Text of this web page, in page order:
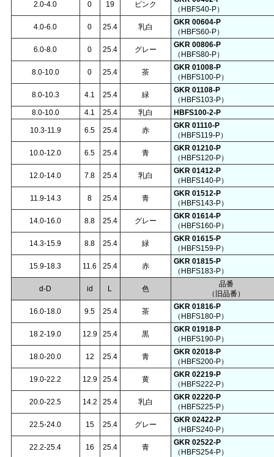
2.0-4.0 0 19 ピンク
（HBFS40-P）
4.0-6.0 0 25.4 乳白
GKR 00604-P
（HBFS60-P）
6.0-8.0 0 25.4 グレー
GKR 00806-P
（HBFS80-P）
8.0-10.0 0 25.4 茶
GKR 01008-P
（HBFS100-P）
8.0-10.3 4.1 25.4 緑
GKR 01108-P
（HBFS103-P）
8.0-10.0
4.1 25.4 乳白 HBFS100-2-P
10.3-11.9 6.5 25.4 赤
GKR 01110-P
（HBFS119-P）
10.0-12.0 6.5 25.4 青
GKR 01210-P
（HBFS120-P）
12.0-14.0 7.8 25.4 乳白
GKR 01412-P
（HBFS140-P）
11.9-14.3 8 25.4 青
GKR 01512-P
（HBFS143-P）
14.0-16.0 8.8 25.4 グレー
GKR 01614-P
（HBFS160-P）
14.3-15.9 8.8 25.4 緑
GKR 01615-P
（HBFS159-P）
15.9-18.3 11.6 25.4 赤
GKR 01815-P
（HBFS183-P）
d-D id L 色
品番
（旧品番）
16.0-18.0 9.5 25.4 茶
GKR 01816-P
（HBFS180-P）
18.2-19.0 12.9 25.4 黒
GKR 01918-P
（HBFS190-P）
18.0-20.0 12 25.4 青
GKR 02018-P
（HBFS200-P）
19.0-22.2 12.9 25.4 黄
GKR 02219-P
（HBFS222-P）
20.0-22.5 14.2 25.4 乳白
GKR 02220-P
（HBFS225-P）
22.5-24.0 15 25.4 グレー
GKR 02422-P
（HBFS240-P）
22.2-25.4 16 25.4 青
GKR 02522-P
（HBFS254-P）